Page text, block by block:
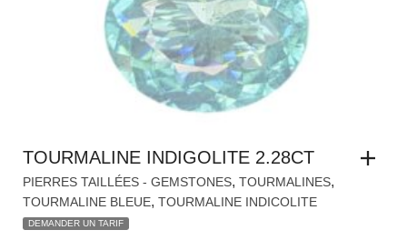
TOURMALINE INDIGOLITE 2.28CT
PIERRES TAILLÉES - GEMSTONES, TOURMALINES,
TOURMALINE BLEUE, TOURMALINE INDICOLITE
DEMANDER UN TARIF